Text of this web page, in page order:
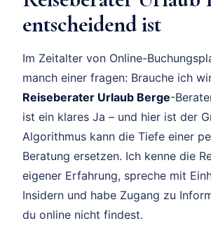
entscheidend ist
Im Zeitalter von Online-
manch einer fragen: Brauche ich
Reiseberater Urlaub Berge-
ist ein klares Ja – und hier ist der
Algorithmus kann die Tiefe einer
Beratung ersetzen. Ich kenne die
eigener Erfahrung, spreche mit
Insidern und habe Zugang zu
du online nicht findest.